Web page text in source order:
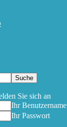
Sie sich an
Ihr Benutzername
Ihr Passwort